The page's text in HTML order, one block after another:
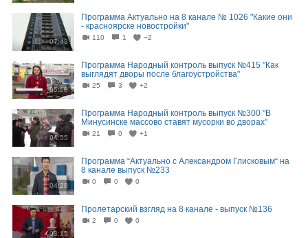
07:48
Программа Актуально на 8 канале № 1026 "Какие они
- красноярске новостройки"
110 1 −2
05:58
Программа Народный контроль выпуск №415 "Как
выглядят дворы после благоустройства"
25 3 +2
04:55
Программа Народный контроль выпуск №300 "В
Минусинске массово ставят мусорки во дворах"
21 0 +1
04:28
Программа “Актуально с Александром Глисковым“ на
8 канале выпуск №233
0 0 0
03:15
Пролетарский взгляд на 8 канале - выпуск №136
2 0 0